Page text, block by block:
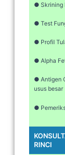
● Skrining
● Test
● Profil
● Alpha
● Antigen
usus besar
●
RINCI